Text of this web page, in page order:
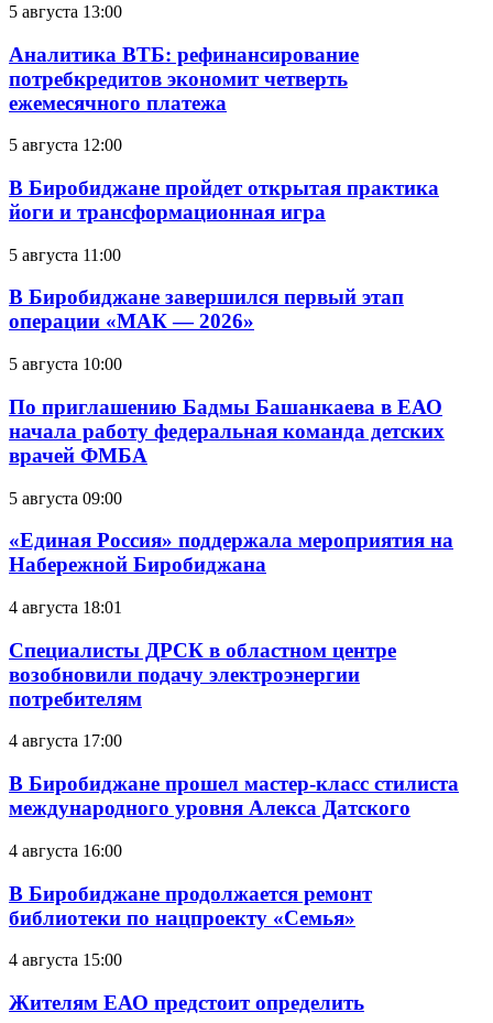
5 августа 13:00
Аналитика ВТБ: рефинансирование
потребкредитов экономит четверть
ежемесячного платежа
5 августа 12:00
В Биробиджане пройдет открытая практика
йоги и трансформационная игра
5 августа 11:00
В Биробиджане завершился первый этап
операции «МАК — 2026»
5 августа 10:00
По приглашению Бадмы Башанкаева в ЕАО
начала работу федеральная команда детских
врачей ФМБА
5 августа 09:00
«Единая Россия» поддержала мероприятия на
Набережной Биробиджана
4 августа 18:01
Специалисты ДРСК в областном центре
возобновили подачу электроэнергии
потребителям
4 августа 17:00
В Биробиджане прошел мастер-класс стилиста
международного уровня Алекса Датского
4 августа 16:00
В Биробиджане продолжается ремонт
библиотеки по нацпроекту «Семья»
4 августа 15:00
Жителям ЕАО предстоит определить